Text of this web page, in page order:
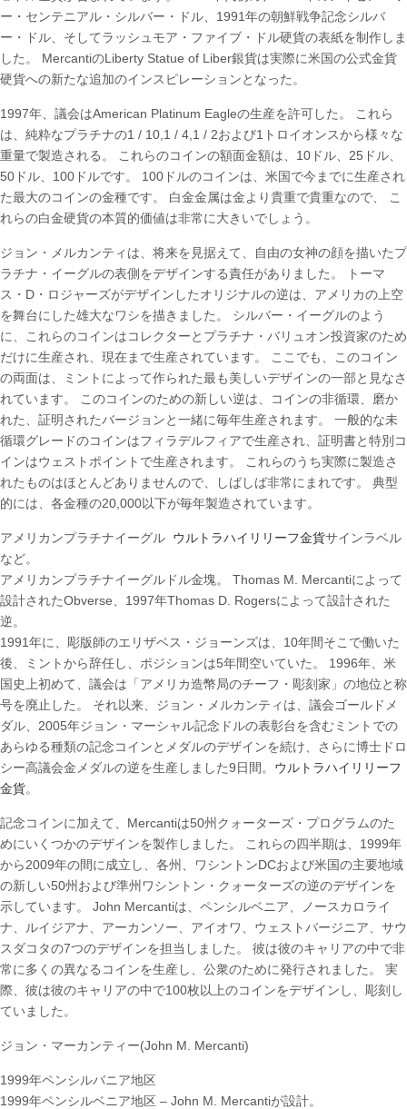
ー・センテニアル・シルバー・ドル、1991年の朝鮮戦争記念シルバ
ー・ドル、そしてラッシュモア・ファイブ・ドル硬貨の表紙を制作しま
した。 MercantiのLiberty Statue of Liber銀貨は実際に米国の公式金貨
硬貨への新たな追加のインスピレーションとなった。
1997年、議会はAmerican Platinum Eagleの生産を許可した。 これら
は、純粋なプラチナの1 / 10,1 / 4,1 / 2および1トロイオンスから様々な
重量で製造される。 これらのコインの額面金額は、10ドル、25ドル、
50ドル、100ドルです。 100ドルのコインは、米国で今までに生産され
た最大のコインの金種です。 白金金属は金より貴重で貴重なので、 こ
れらの白金硬貨の本質的価値は非常に大きいでしょう。
ジョン・メルカンティは、将来を見据えて、自由の女神の顔を描いたプ
ラチナ・イーグルの表側をデザインする責任がありました。 トーマ
ス・D・ロジャーズがデザインしたオリジナルの逆は、アメリカの上空
を舞台にした雄大なワシを描きました。 シルバー・イーグルのよう
に、これらのコインはコレクターとプラチナ・バリュオン投資家のため
だけに生産され、現在まで生産されています。 ここでも、このコイン
の両面は、ミントによって作られた最も美しいデザインの一部と見なさ
れています。 このコインのための新しい逆は、コインの非循環、磨か
れた、証明されたバージョンと一緒に毎年生産されます。 一般的な未
循環グレードのコインはフィラデルフィアで生産され、証明書と特別コ
インはウェストポイントで生産されます。 これらのうち実際に製造さ
れたものはほとんどありませんので、しばしば非常にまれです。 典型
的には、各金種の20,000以下が毎年製造されています。
アメリカンプラチナイーグル ウルトラハイリリーフ金貨サインラベル
など。
アメリカンプラチナイーグルドル金塊。 Thomas M. Mercantiによって
設計されたObverse、1997年Thomas D. Rogersによって設計された
逆。
1991年に、彫版師のエリザベス・ジョーンズは、10年間そこで働いた
後、ミントから辞任し、ポジションは5年間空いていた。 1996年、米
国史上初めて、議会は「アメリカ造幣局のチーフ・彫刻家」の地位と称
号を廃止した。 それ以来、ジョン・メルカンティは、議会ゴールドメ
ダル、2005年ジョン・マーシャル記念ドルの表彰台を含むミントでの
あらゆる種類の記念コインとメダルのデザインを続け、さらに博士ドロ
シー高議会金メダルの逆を生産しました9日間。 ウルトラハイリリーフ
金貨。
記念コインに加えて、Mercantiは50州クォーターズ・プログラムのた
めにいくつかのデザインを製作しました。 これらの四半期は、1999年
から2009年の間に成立し、各州、ワシントンDCおよび米国の主要地域
の新しい50州および準州ワシントン・クォーターズの逆のデザインを
示しています。 John Mercantiは、ペンシルベニア、ノースカロライ
ナ、ルイジアナ、アーカンソー、アイオワ、ウェストバージニア、サウ
スダコタの7つのデザインを担当しました。 彼は彼のキャリアの中で非
常に多くの異なるコインを生産し、公衆のために発行されました。 実
際、彼は彼のキャリアの中で100枚以上のコインをデザインし、彫刻し
ていました。
ジョン・マーカンティー(John M. Mercanti)
1999年ペンシルバニア地区
1999年ペンシルベニア地区 – John M. Mercantiが設計。